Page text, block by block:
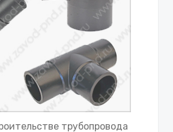
трубопровода